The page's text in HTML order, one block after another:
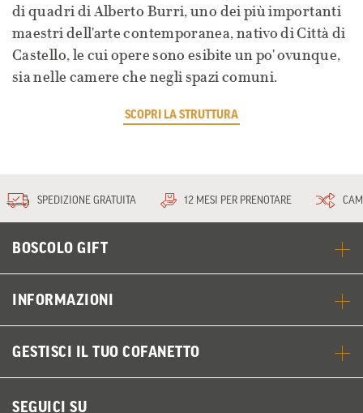
di quadri di Alberto Burri, uno dei più importanti
maestri dell'arte contemporanea, nativo di Città di
Castello, le cui opere sono esibite un po' ovunque,
sia nelle camere che negli spazi comuni.
SCOPRI LA STRUTTURA
SPEDIZIONE GRATUITA 12 MESI PER PRENOTARE
BOSCOLO GIFT
INFORMAZIONI
GESTISCI IL TUO COFANETTO
SEGUICI SU